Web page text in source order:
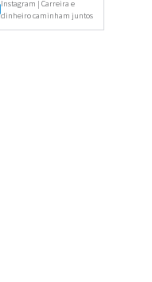
Instagram | Carreira e
dinheiro caminham juntos